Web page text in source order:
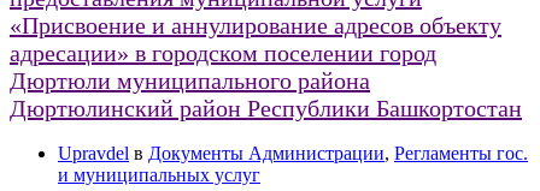
«Присвоение и аннулирование адресов объекту
адресации» в городском поселении город
Дюртюли муниципального района
Дюртюлинский район Республики Башкортостан
Upravdel в Документы Администрации, Регламенты гос.
и муниципальных услуг